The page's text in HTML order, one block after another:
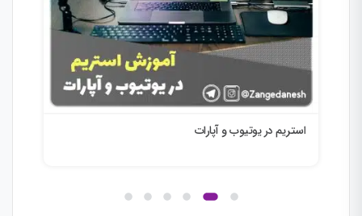
فعالیت در یوتیوب – 16 گام